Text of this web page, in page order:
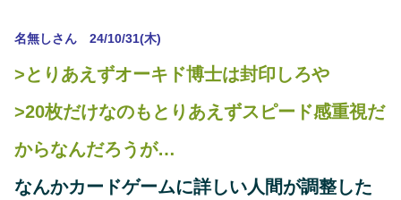
名無しさん 24/10/31(木)
>とりあえずオーキド博士は封印しろや
>20枚だけなのもとりあえずスピード感重視だ
からなんだろうが…
なんかカードゲームに詳しい人間が調整した